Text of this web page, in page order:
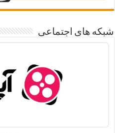
شبکه های اجتماعی